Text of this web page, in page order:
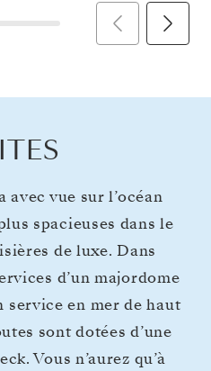
avec vue sur l’océan
spacieuses dans le
de luxe. Dans
d’un majordome
service en mer de haut
sont dotées d’une
Vous n’aurez qu’à